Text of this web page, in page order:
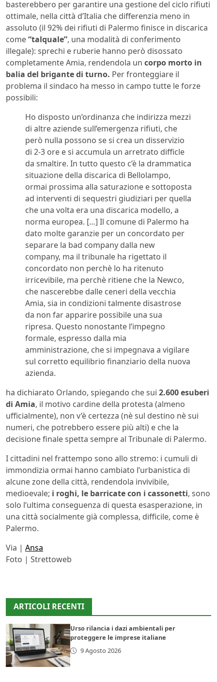
basterebbero per garantire una gestione del ciclo rifiuti
ottimale, nella città d’Italia che differenzia meno in
assoluto (il 92% dei rifiuti di Palermo finisce in discarica
come“talquale”, una modalità di conferimento
illegale): sprechi e ruberie hanno però disossato
completamente Amia, rendendola un corpo morto in
balia del brigante di turno. Per fronteggiare il
problema il sindaco ha messo in campo tutte le forze
possibili:
Ho disposto un’ordinanza che indirizza mezzi
di altre aziende sull’emergenza rifiuti, che
però nulla possono se si crea un disservizio
di 2-3 ore e si accumula un arretrato difficle
da smaltire. In tutto questo c’è la drammatica
situazione della discarica di Bellolampo,
ormai prossima alla saturazione e sottoposta
ad interventi di sequestri giudiziari per quella
che una volta era una discarica modello, a
norma europea. […] Il comune di Palermo ha
dato molte garanzie per un concordato per
separare la bad company dalla new
company, ma il tribunale ha rigettato il
concordato non perchè lo ha ritenuto
irricevibile, ma perchè ritiene che la Newco,
che nascerebbe dalle ceneri della vecchia
Amia, sia in condizioni talmente disastrose
da non far apparire possibile una sua
ripresa. Questo nonostante l’impegno
formale, espresso dalla mia
amministrazione, che si impegnava a vigilare
sul corretto equilibrio finanziario della nuova
azienda.
ha dichiarato Orlando, spiegando che sui 2.600 esuberi
di Amia, il motivo cardine della protesta (almeno
ufficialmente), non v’è certezza (nè sul destino nè sui
numeri, che potrebbero essere più alti) e che la
decisione finale spetta sempre al Tribunale di Palermo.
I cittadini nel frattempo sono allo stremo: i cumuli di
immondizia ormai hanno cambiato l’urbanistica di
alcune zone della città, rendendola invivibile,
medioevale; i roghi, le barricate con i cassonetti, sono
solo l’ultima conseguenza di questa esasperazione, in
una città socialmente già complessa, difficile, come è
Palermo.
Via | Ansa
Foto | Strettoweb
ARTICOLI RECENTI
Urso rilancia i dazi ambientali per
proteggere le imprese italiane
9 Agosto 2026